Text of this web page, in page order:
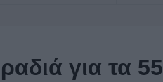
για τα 55